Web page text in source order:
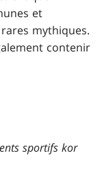
et
mythiques.
contenir
sportifs kor